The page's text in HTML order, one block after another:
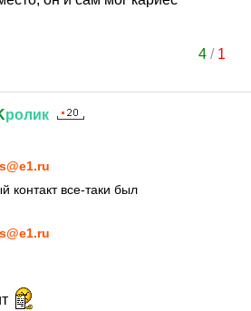
4/ 1
ролик
контакт все-таки был